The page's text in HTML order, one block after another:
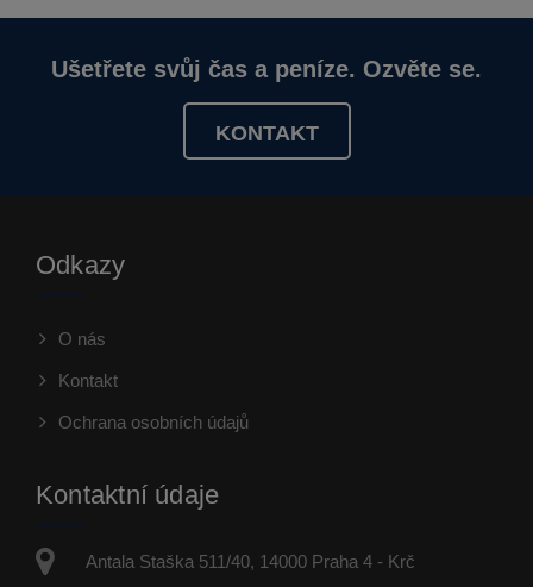
Ušetřete svůj čas a peníze. Ozvěte se.
KONTAKT
Odkazy
O nás
Kontakt
Ochrana osobních údajů
Kontaktní údaje
Antala Staška 511/40, 14000 Praha 4 - Krč